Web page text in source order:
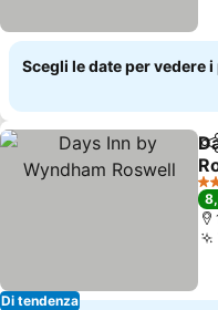
Scegli le date per vedere
Di tendenza
2